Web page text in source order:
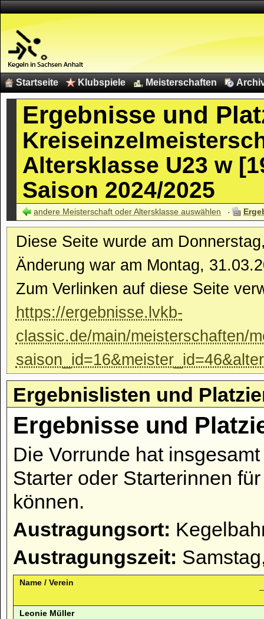
Startseite Klubspiele Meisterschaften
Ergebnisse und
Altersklasse U23 w
Saison 2024/2025
andere Meisterschaft oder Altersklasse auswählen
Diese Seite wurde am
Änderung war am Montag,
Zum Verlinken auf diese Seite
https://ergebnisse.lvkb-
classic.de/main/meisterschaften/
Ergebnislisten und
Ergebnisse und
Die Vorrunde hat
Starter oder Starterinnen
können.
Austragungsort:
Austragungszeit:
Name / Verein
Leonie Müller